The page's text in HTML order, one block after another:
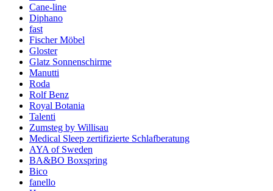
Cane-line
Diphano
fast
Fischer Möbel
Gloster
Glatz Sonnenschirme
Manutti
Roda
Rolf Benz
Royal Botania
Talenti
Zumsteg by Willisau
Medical Sleep zertifizierte Schlafberatung
AYA of Sweden
BA&BO Boxspring
Bico
fanello